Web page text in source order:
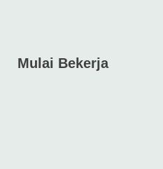
Mulai Bekerja